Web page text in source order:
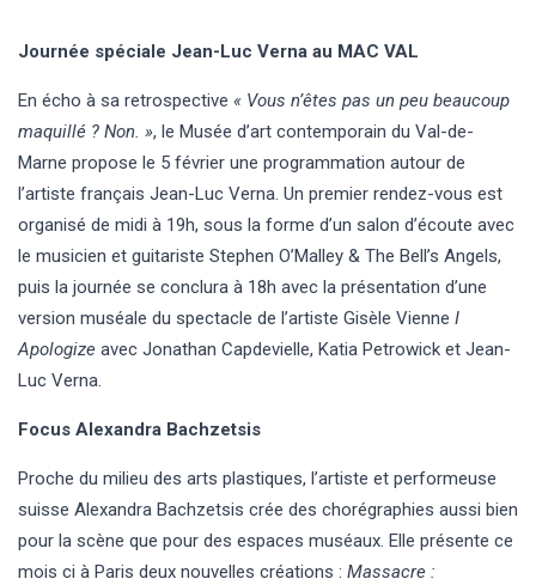
Journée spéciale Jean-Luc Verna au MAC VAL
En écho à sa retrospective « Vous n’êtes pas un peu beaucoup
maquillé ? Non. », le Musée d’art contemporain du Val-de-
Marne propose le 5 février une programmation autour de
l’artiste français Jean-Luc Verna. Un premier rendez-vous est
organisé de midi à 19h, sous la forme d’un salon d’écoute avec
le musicien et guitariste Stephen O’Malley & The Bell’s Angels,
puis la journée se conclura à 18h avec la présentation d’une
version muséale du spectacle de l’artiste Gisèle Vienne I
Apologize avec Jonathan Capdevielle, Katia Petrowick et Jean-
Luc Verna.
Focus Alexandra Bachzetsis
Proche du milieu des arts plastiques, l’artiste et performeuse
suisse Alexandra Bachzetsis crée des chorégraphies aussi bien
pour la scène que pour des espaces muséaux. Elle présente ce
mois ci à Paris deux nouvelles créations : Massacre :